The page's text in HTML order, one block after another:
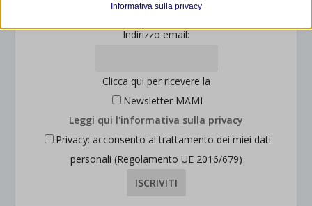
Indirizzo email:
Clicca qui per ricevere la
Newsletter MAMI
Leggi qui l'informativa sulla privacy
Privacy: acconsento al trattamento dei miei dati
personali (Regolamento UE 2016/679)
wp-settings-time-*
interagiscono con il nostro sito web.
jetpackState[message]
Questa categoria include tutti i cookie, i domini e i servizi che non
rientrano nelle altre categorie specifiche o che non sono stati
esplicitamente categorizzati.
Mostra dettagli
Informativa sulla privacy